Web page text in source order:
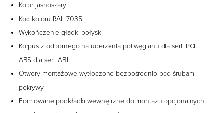
Kolor jasnoszary
Kod koloru RAL 7035
Wykończenie gładki połysk
Korpus z odpornego na uderzenia poliwęglanu dla serii PCI i
ABS dla serii ABI
Otwory montażowe wytłoczone bezpośrednio pod śrubami
pokrywy
Formowane podkładki wewnętrzne do montażu opcjonalnych